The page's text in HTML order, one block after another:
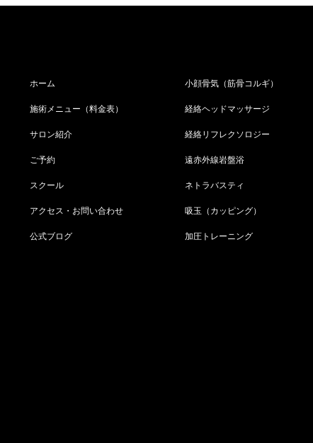
ホーム
施術メニュー（料金表）
サロン紹介
ご予約
スクール
アクセス・お問い合わせ
公式ブログ
小顔骨気（筋骨コルギ）
経絡ヘッドマッサージ
経絡リフレクソロジー
遠赤外線岩盤浴
ネトラバスティ
吸玉（カッピング）
加圧トレーニング